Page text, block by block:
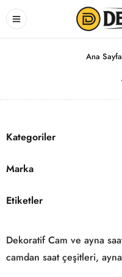
Ana Sayfa
Kategoriler
Marka
Etiketler
Dekoratif Cam ve ayna
camdan saat çeşitleri,